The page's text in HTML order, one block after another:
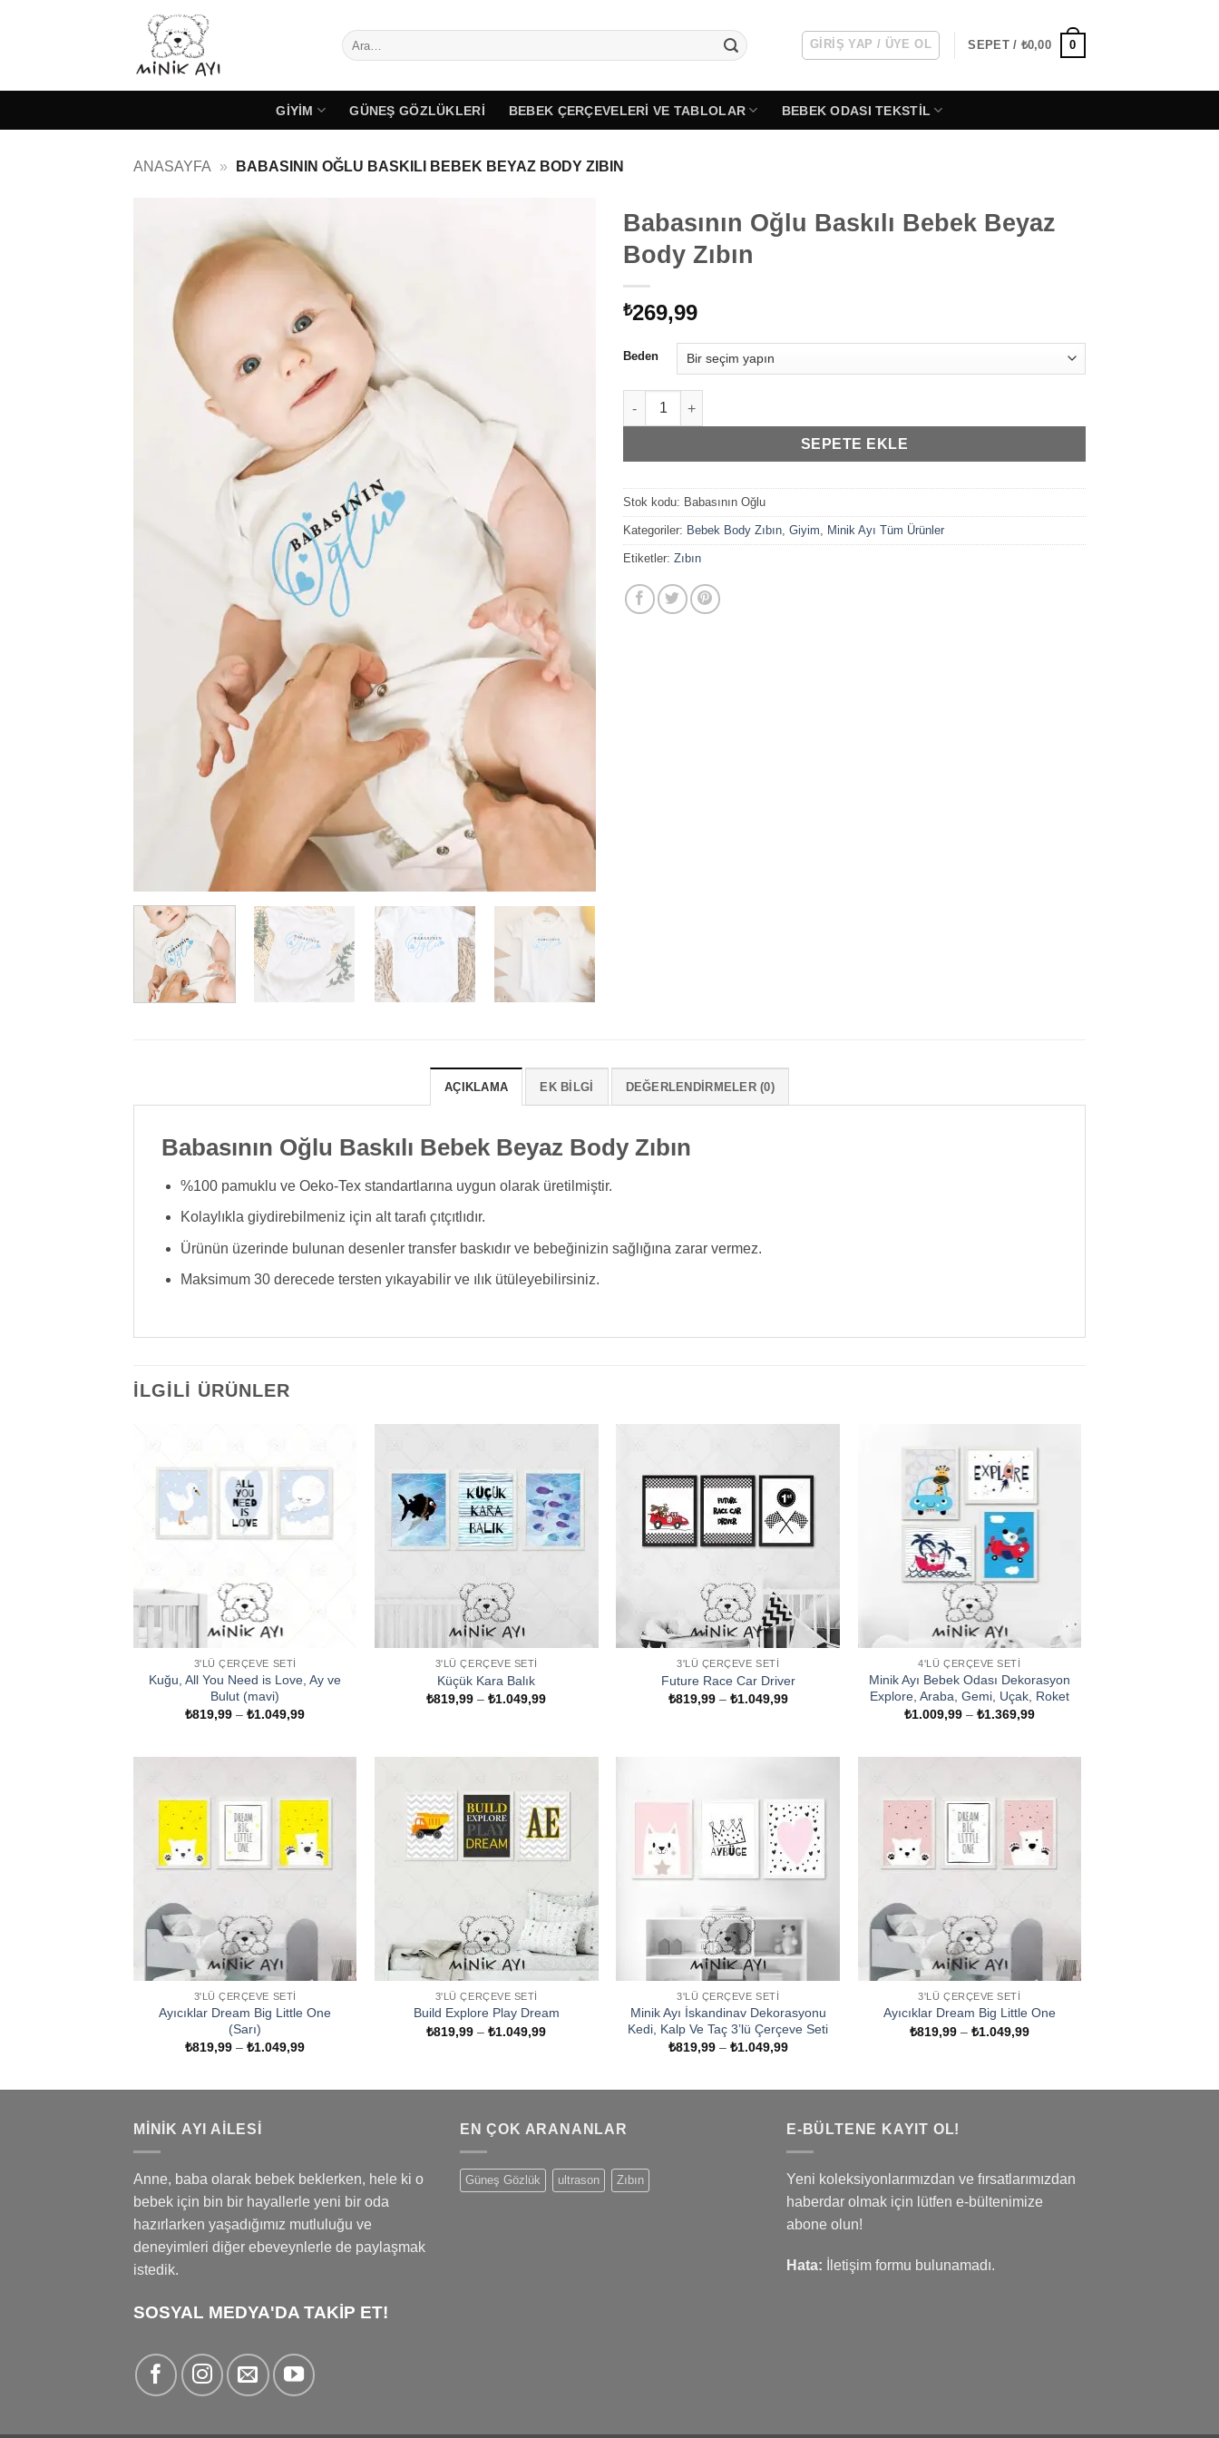
Ara: GIRIŞ YAP / ÜYE OL SEPET / ₺0,00 0
GIYIM GÜNEŞ GÖZLÜKLERI BEBEK ÇERÇEVELERI VE TABLOLAR BEBEK ODASI TEKSTIL
ANASAYFA » BABASININ OĞLU BASKILI BEBEK BEYAZ BODY ZIBIN
Babasının Oğlu Baskılı Bebek Beyaz
Body Zıbın
₺269,99
Beden
Babasının Oğlu Baskılı Bebek Beyaz Body Zıbın adet
SEPETE EKLE
Stok kodu: Babasının Oğlu
Kategoriler: Bebek Body Zıbın Giyim Minik Ayı Tüm Ürünler
Etiketler: Zıbın
AÇIKLAMA EK BILGI DEĞERLENDIRMELER (0)
Babasının Oğlu Baskılı Bebek Beyaz Body Zıbın
%100 pamuklu ve Oeko-Tex standartlarına uygun olarak üretilmiştir.
Kolaylıkla giydirebilmeniz için alt tarafı çıtçıtlıdır.
Ürünün üzerinde bulunan desenler transfer baskıdır ve bebeğinizin sağlığına zarar vermez.
Maksimum 30 derecede tersten yıkayabilir ve ılık ütüleyebilirsiniz.
İLGILI ÜRÜNLER
3'LÜ ÇERÇEVE SETI
Kuğu, All You Need is Love, Ay ve
Bulut (mavi)
₺819,99 –₺1.049,99Fiyat
3'LÜ ÇERÇEVE SETI
Küçük Kara Balık
₺819,99 –₺1.049,99Fiyat
3'LÜ ÇERÇEVE SETI
Future Race Car Driver
₺819,99 – ₺1.049,99Fiyat
4'LÜ ÇERÇEVE SETI
Minik Ayı Bebek Odası Dekorasyon
Explore, Araba, Gemi, Uçak, Roket
₺1.009,99 – ₺1.369,99Fiyat
3'LÜ ÇERÇEVE SETI
Ayıcıklar Dream Big Little One
(Sarı)
₺819,99 –₺1.049,99Fiyat
3'LÜ ÇERÇEVE SETI
Build Explore Play Dream
₺819,99 –₺1.049,99Fiyat
3'LÜ ÇERÇEVE SETI
Minik Ayı İskandinav Dekorasyonu
Kedi, Kalp Ve Taç 3’lü Çerçeve Seti
₺819,99 – ₺1.049,99Fiyat
3'LÜ ÇERÇEVE SETI
Ayıcıklar Dream Big Little One
₺819,99 – ₺1.049,99Fiyat
MINIK AYI AILESI
Anne, baba olarak bebek beklerken, hele ki o
bebek için bin bir hayallerle yeni bir oda
hazırlarken yaşadığımız mutluluğu ve
deneyimleri diğer ebeveynlerle de paylaşmak
istedik.
SOSYAL MEDYA'DA TAKİP ET!
EN ÇOK ARANANLAR
Güneş Gözlük ultrason Zıbın
E-BÜLTENE KAYIT OL!
Yeni koleksiyonlarımızdan ve fırsatlarımızdan
haberdar olmak için lütfen e-bültenimize
abone olun!
Hata: İletişim formu bulunamadı.